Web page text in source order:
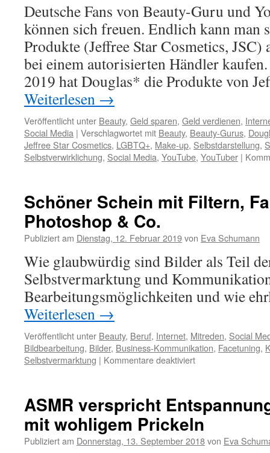
Deutsche Fans von Beauty-Guru und
können sich freuen. Endlich kann man
Produkte (Jeffree Star Cosmetics, JSC)
bei einem autorisierten Händler
2019 hat Douglas* die Produkte von
Weiterlesen →
Veröffentlicht unter Beauty, Geld sparen, Geld verdienen,
Social Media | Verschlagwortet mit Beauty, Beauty-Gurus,
Jeffree Star Cosmetics, LGBTQ+, Make-up, Selbstdarstellung,
Selbstverwirklichung, Social Media, YouTube, YouTuber |
Schöner Schein mit Filtern,
Photoshop & Co.
Publiziert am Dienstag, 12. Februar 2019von Eva Schumann
Wie glaubwürdig sind Bilder als Teil
Selbstvermarktung und
Bearbeitungsmöglichkeiten und wie
Weiterlesen →
Veröffentlicht unter Beauty, Beruf, Internet, Mitreden, Social
Bildbearbeitung, Bilder, Business-Kommunikation, Facetuning,
Selbstvermarktung | Kommentare deaktiviert
ASMR verspricht
mit wohligem Prickeln
Publiziert am Donnerstag, 13. September 2018von Eva